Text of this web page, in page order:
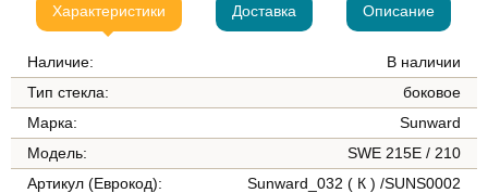
Характеристики Доставка Описание
Наличие:
В наличии
Тип стекла:
боковое
Марка:
Sunward
Модель:
SWE 215E / 210
Артикул (Еврокод):
Sunward_032 ( К ) /SUNS0002